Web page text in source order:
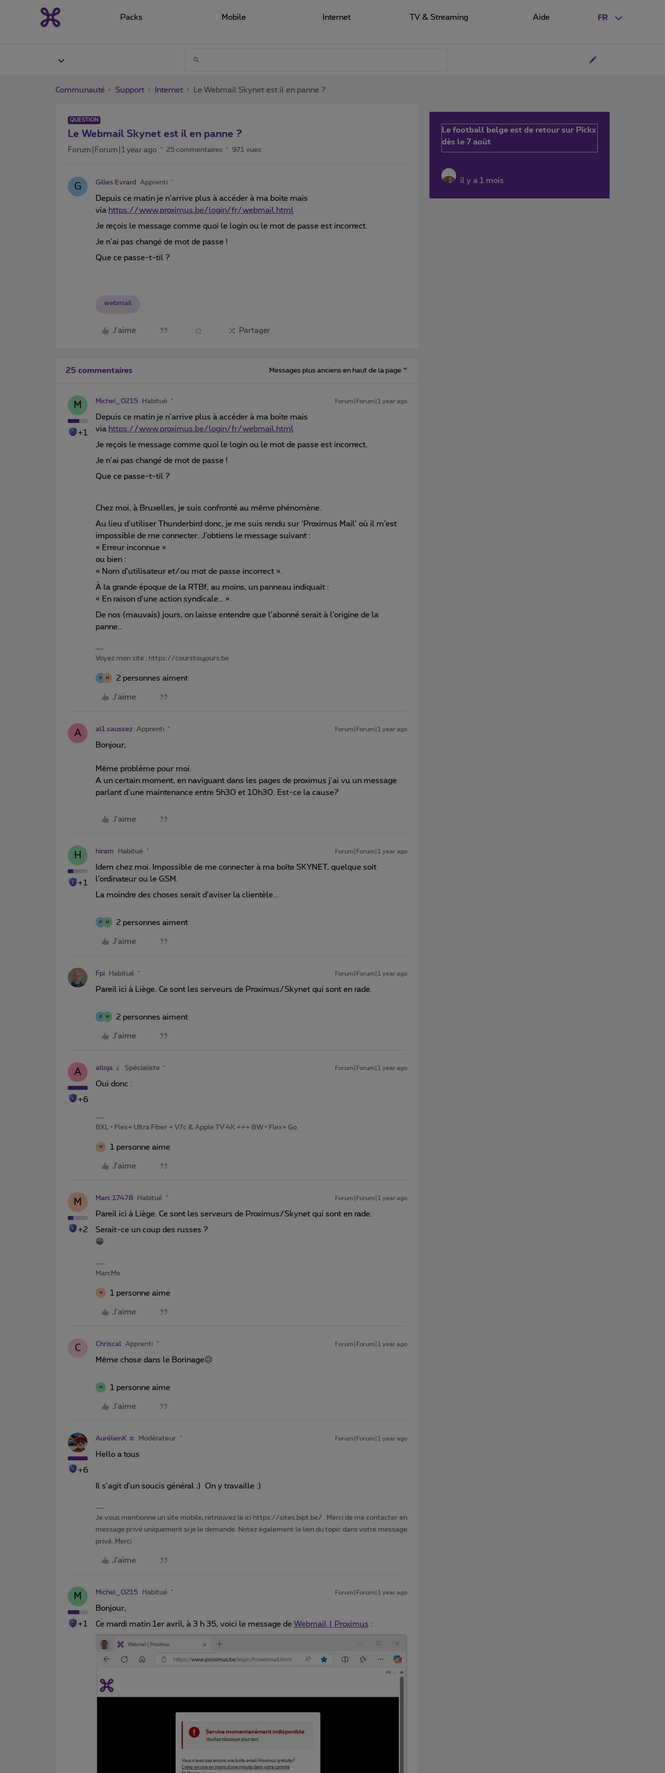
FR
Packs Mobile Internet TV & Streaming Aide
Communauté Support Internet Le Webmail Skynet est il en panne ?
QUESTION
Le Webmail Skynet est il en panne ?
Forum|Forum|1 year ago 25 commentaires 971 vues
G Gilles Evrard Apprenti
Depuis ce matin je n’arrive plus à accéder à ma boite mais
via https://www.proximus.be/login/fr/webmail.html
Je reçois le message comme quoi le login ou le mot de passe est incorrect.
Je n’ai pas changé de mot de passe !
Que ce passe-t-til ?
webmail
J'aime Partager
25 commentaires Messages plus anciens en haut de la page
M
+1
Michel_0215 Habitué Forum|Forum|1 year ago
Depuis ce matin je n’arrive plus à accéder à ma boite mais
via https://www.proximus.be/login/fr/webmail.html
Je reçois le message comme quoi le login ou le mot de passe est incorrect.
Je n’ai pas changé de mot de passe !
Que ce passe-t-til ?
Chez moi, à Bruxelles, je suis confronté au même phénomène.
Au lieu d’utiliser Thunderbird donc, je me suis rendu sur ‘Proximus Mail’ où il m’est
impossible de me connecter. J’obtiens le message suivant :
« Erreur inconnue »
ou bien :
« Nom d’utilisateur et/ou mot de passe incorrect ».
À la grande époque de la RTBf, au moins, un panneau indiquait :
« En raison d’une action syndicale… ».
De nos (mauvais) jours, on laisse entendre que l’abonné serait à l’origine de la
panne…
Voyez mon site : https://courstoujours.be
P M 2 personnes aiment
J'aime
A al1.saussez Apprenti Forum|Forum|1 year ago
Bonjour,
Même problème pour moi.
A un certain moment, en naviguant dans les pages de proximus j’ai vu un message
parlant d’une maintenance entre 5h30 et 10h30. Est-ce la cause?
J'aime
H
+1
hiram Habitué Forum|Forum|1 year ago
Idem chez moi. Impossible de me connecter à ma boîte SKYNET, quelque soit
l’ordinateur ou le GSM.
La moindre des choses serait d’aviser la clientèle...
P M 2 personnes aiment
J'aime
Fpi Habitué Forum|Forum|1 year ago
Pareil ici à Liège. Ce sont les serveurs de Proximus/Skynet qui sont en rade.
P M 2 personnes aiment
J'aime
A
+6
alloja Spécialiste Forum|Forum|1 year ago
Oui donc :
BXL • Flex+ Ultra Fiber + V7c & Apple TV 4K +++ BW • Flex+ Go
M 1 personne aime
J'aime
M
+2
Marc 17478 Habitué Forum|Forum|1 year ago
Pareil ici à Liège. Ce sont les serveurs de Proximus/Skynet qui sont en rade.
Serait-ce un coup des russes ?
😁
MarcMo
M 1 personne aime
J'aime
C Chriscal Apprenti Forum|Forum|1 year ago
Même chose dans le Borinage😥
M 1 personne aime
J'aime
+6
AurélienK Modérateur Forum|Forum|1 year ago
Hello a tous
Il s’agit d’un soucis général ;) On y travaille :)
Je vous mentionne un site mobile, retrouvez le ici https://sites.bipt.be/ . Merci de me contacter en
message privé uniquement si je le demande. Notez également le lien du topic dans votre message
privé. Merci
J'aime
M
+1
Michel_0215 Habitué Forum|Forum|1 year ago
Bonjour,
Ce mardi matin 1er avril, à 3 h 35, voici le message de Webmail | Proximus :
Le football belge est de retour sur Pickx
dès le 7 août
il y a 1 mois